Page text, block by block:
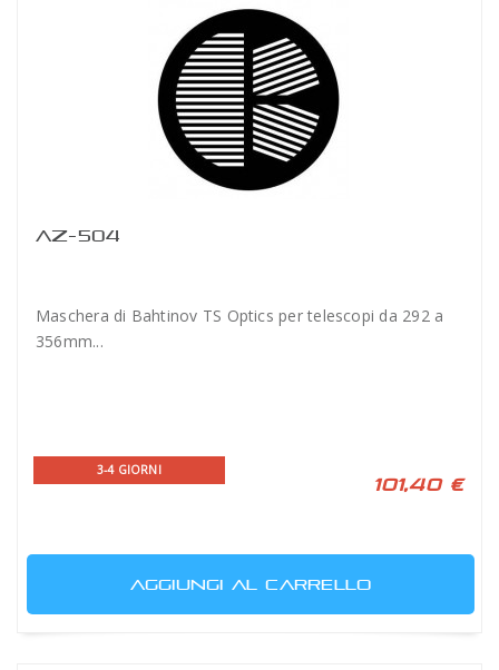
AZ-504
Maschera di Bahtinov TS Optics per telescopi da 292 a
356mm...
3-4 GIORNI
101,40 €
AGGIUNGI AL CARRELLO